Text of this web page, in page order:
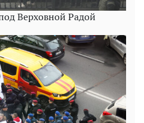
Верховной Радой